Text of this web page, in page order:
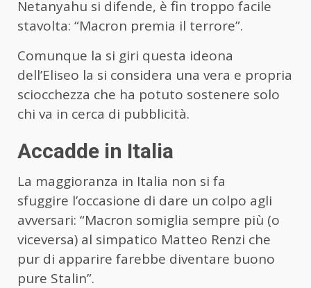
Netanyahu si difende, è fin troppo facile
stavolta: “Macron premia il terrore”.
Comunque la si giri questa ideona
dell’Eliseo la si considera una vera e propria
sciocchezza che ha potuto sostenere solo
chi va in cerca di pubblicità.
Accadde in Italia
La maggioranza in Italia non si fa
sfuggire l’occasione di dare un colpo agli
avversari: “Macron somiglia sempre più (o
viceversa) al simpatico Matteo Renzi che
pur di apparire farebbe diventare buono
pure Stalin”.